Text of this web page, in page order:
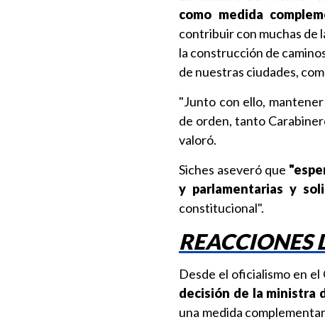
como medida
contribuir con muchas de
la construcción de
de nuestras ciudades,
"Junto con ello,
de orden, tanto
valoró.
Siches aseveró que
y parlamentarias y
constitucional".
REACCIONES
Desde el oficialismo en
decisión de la ministra
una medida